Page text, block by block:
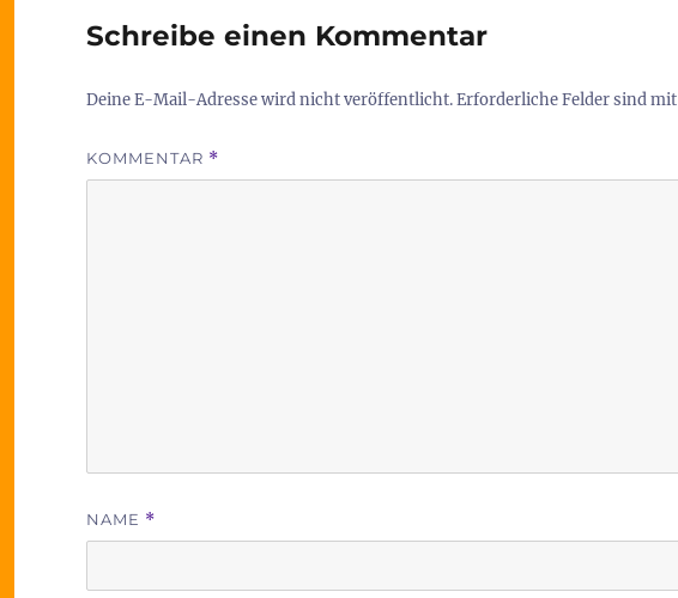
Schreibe einen Kommentar
Deine E-Mail-Adresse wird nicht veröffentlicht.Erforderliche Felder sind mit
KOMMENTAR *
NAME *